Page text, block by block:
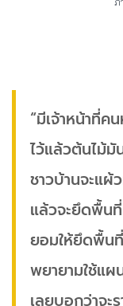
“มีเจ้าหน้าที่
ไว้แล้วต้นไม้มั
ชาวบ้านจะแผ้
แล้วจะยึดพื้น
ยอมให้ยึดพื้นที่
พยายามใช้แผ
เลยบอกว่าจะ